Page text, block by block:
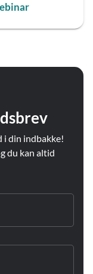
i din indbakke!
du kan altid